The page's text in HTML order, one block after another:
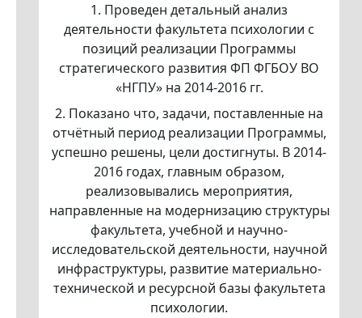
1. Проведен детальный анализ
деятельности факультета психологии с
позиций реализации Программы
стратегического развития ФП ФГБОУ ВО
«НГПУ» на 2014-2016 гг.
2. Показано что, задачи, поставленные на
отчётный период реализации Программы,
успешно решены, цели достигнуты. В 2014-
2016 годах, главным образом,
реализовывались мероприятия,
направленные на модернизацию структуры
факультета, учебной и научно-
исследовательской деятельности, научной
инфраструктуры, развитие материально-
технической и ресурсной базы факультета
психологии.